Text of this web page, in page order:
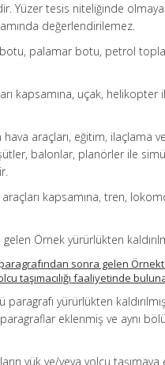
Yüzer tesis niteliğinde
değerlendirilemez.
botu, palamar botu, petrol
kapsamına, uçak, helikopter
araçları, eğitim, ilaçlama
balonlar, planörler ile
kapsamına, tren,
Örnek yürürlükten
sonra gelen
taşımacılığı faaliyetinde
paragrafı yürürlükten
eklenmiş ve aynı
yük ve/veya yolcu taşımaya